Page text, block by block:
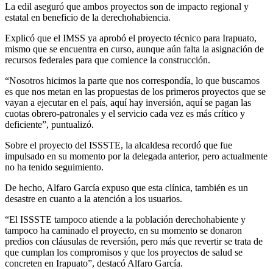
La edil aseguró que ambos proyectos son de impacto regional y
estatal en beneficio de la derechohabiencia.
Explicó que el IMSS ya aprobó el proyecto técnico para Irapuato,
mismo que se encuentra en curso, aunque aún falta la asignación de
recursos federales para que comience la construcción.
“Nosotros hicimos la parte que nos correspondía, lo que buscamos
es que nos metan en las propuestas de los primeros proyectos que se
vayan a ejecutar en el país, aquí hay inversión, aquí se pagan las
cuotas obrero-patronales y el servicio cada vez es más crítico y
deficiente”, puntualizó.
Sobre el proyecto del ISSSTE, la alcaldesa recordó que fue
impulsado en su momento por la delegada anterior, pero actualmente
no ha tenido seguimiento.
De hecho, Alfaro García expuso que esta clínica, también es un
desastre en cuanto a la atención a los usuarios.
“El ISSSTE tampoco atiende a la población derechohabiente y
tampoco ha caminado el proyecto, en su momento se donaron
predios con cláusulas de reversión, pero más que revertir se trata de
que cumplan los compromisos y que los proyectos de salud se
concreten en Irapuato”, destacó Alfaro García.